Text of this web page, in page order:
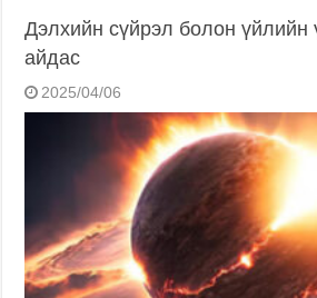
Дэлхийн сүйрэл болон үйлийн
айдас
2025/04/06